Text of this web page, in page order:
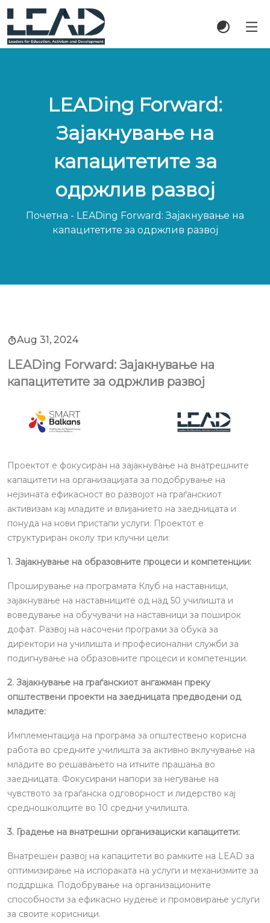
LEADing Forward:
Зајакнување на
капацитетите за
одржлив развој
Почетна - LEADing Forward: Зајакнување на
капацитетите за одржлив развој
Aug 31, 2024
LEADing Forward: Зајакнување на
капацитетите за одржлив развој
Проектот е фокусиран на зајакнување на внатрешните
капацитети на организацијата за подобрување на
нејзината ефикасност во развојот на граѓанскиот
активизам кај младите и влијанието на заедницата и
понуда на нови пристапи услуги. Проектот е
структуриран околу три клучни цели:
1. Зајакнување на образовните процеси и компетенции:
Проширување на програмата Клуб на наставници,
зајакнување на наставниците од над 50 училишта и
воведување на обучувачи на наставници за поширок
дофат. Развој на насочени програми за обука за
директори на училишта и професионални служби за
подигнување на образовните процеси и компетенции.
2. Зајакнување на граѓанскиот ангажман преку
општествени проекти на заедницата предводени од
младите:
Имплементација на програма за општествено корисна
работа во средните училишта за активно вклучување на
младите во решавањето на итните прашања во
заедницата. Фокусирани напори за негување на
чувството за граѓанска одговорност и лидерство кај
средношколците во 10 средни училишта.
3. Градење на внатрешни организациски капацитети:
Внатрешен развој на капацитети во рамките на LEAD за
оптимизирање на испораката на услуги и механизмите за
поддршка. Подобрување на организационите
способности за ефикасно нудење и промовирање услуги
за своите корисници.